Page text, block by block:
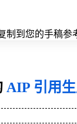
到您的手稿参
AIP 引用